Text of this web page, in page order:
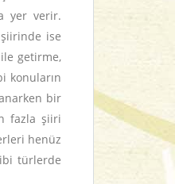
yer verir.
ise
getirme,
konuların
bir
fazla şiiri
henüz
türlerde